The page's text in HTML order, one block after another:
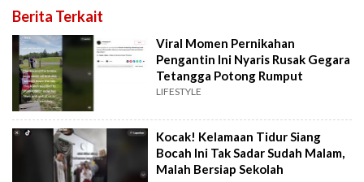
Berita Terkait
Viral Momen Pernikahan
Pengantin Ini Nyaris Rusak Gegara
Tetangga Potong Rumput
LIFESTYLE
Kocak! Kelamaan Tidur Siang
Bocah Ini Tak Sadar Sudah Malam,
Malah Bersiap Sekolah